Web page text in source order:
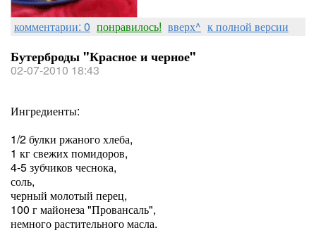
комментарии: 0 понравилось! вверх^ к полной версии
Бутерброды "Красное и черное"
02-07-2010 18:43
Ингредиенты:
1/2 булки ржаного хлеба,
1 кг свежих помидоров,
4-5 зубчиков чеснока,
соль,
черный молотый перец,
100 г майонеза "Провансаль",
немного растительного масла.